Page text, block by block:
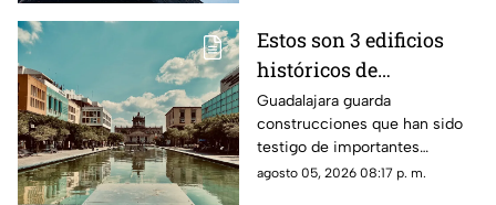
Estos son 3 edificios
históricos de
Guadalajara que tienes
que conocer al menos
una vez
Guadalajara guarda
construcciones que han sido
testigo de importantes
momentos de la historia de la
agosto 05, 2026 08:17 p. m.